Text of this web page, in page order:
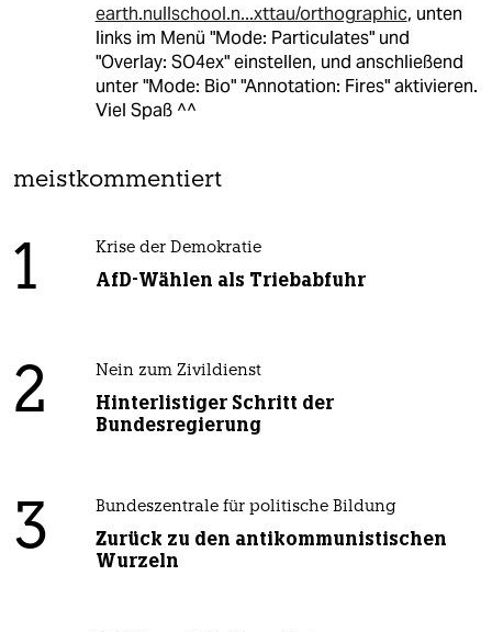
earth.nullschool.n...xttau/orthographic, unten
links im Menü "Mode: Particulates" und
"Overlay: SO4ex" einstellen, und anschließend
unter "Mode: Bio" "Annotation: Fires" aktivieren.
Viel Spaß ^^
meistkommentiert
1 Krise der Demokratie
AfD-Wählen als Triebabfuhr
2 Nein zum Zivildienst
Hinterlistiger Schritt der
Bundesregierung
3 Bundeszentrale für politische Bildung
Zurück zu den antikommunistischen
Wurzeln